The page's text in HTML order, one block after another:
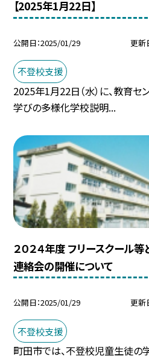
【2025年1月22日】
公開日 2025/01/29 更新
不登校支援
2025年1月22日（水）に、教育セ
学びの多様化学校説明...
２０２４年度 フリースクール
連絡会の開催について
公開日 2025/01/29 更新
不登校支援
町田市では、不登校児童生徒の